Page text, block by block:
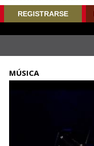
REGISTRARSE
MÚSICA